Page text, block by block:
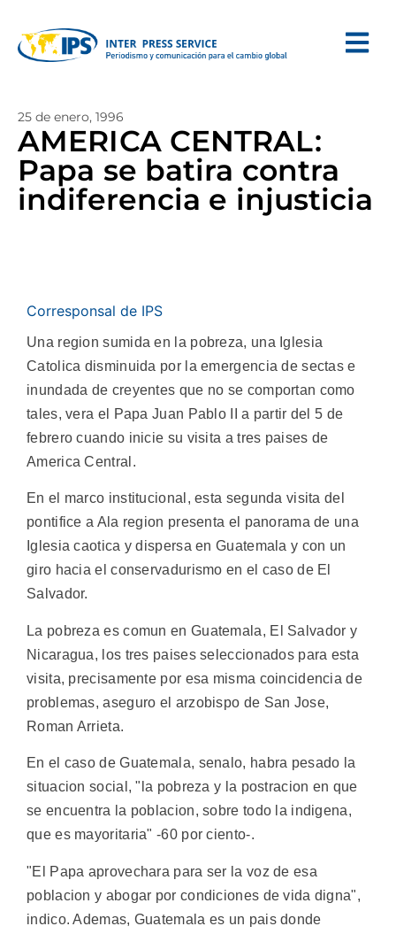
25 de enero, 1996
AMERICA CENTRAL:
Papa se batira contra
indiferencia e injusticia
Corresponsal de IPS
Una region sumida en la pobreza, una Iglesia
Catolica disminuida por la emergencia de sectas e
inundada de creyentes que no se comportan como
tales, vera el Papa Juan Pablo II a partir del 5 de
febrero cuando inicie su visita a tres paises de
America Central.
En el marco institucional, esta segunda visita del
pontifice a Ala region presenta el panorama de una
Iglesia caotica y dispersa en Guatemala y con un
giro hacia el conservadurismo en el caso de El
Salvador.
La pobreza es comun en Guatemala, El Salvador y
Nicaragua, los tres paises seleccionados para esta
visita, precisamente por esa misma coincidencia de
problemas, aseguro el arzobispo de San Jose,
Roman Arrieta.
En el caso de Guatemala, senalo, habra pesado la
situacion social, "la pobreza y la postracion en que
se encuentra la poblacion, sobre todo la indigena,
que es mayoritaria" -60 por ciento-.
"El Papa aprovechara para ser la voz de esa
poblacion y abogar por condiciones de vida digna",
indico. Ademas, Guatemala es un pais donde